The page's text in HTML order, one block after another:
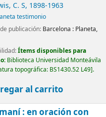
C. S, 1898-1963
testimonio
publicación: Barcelona : Planeta,
Ítems disponibles para
Biblioteca Universidad Monteávila
topográfica: BS1430.52 L49 .
al carrito
: en oración con